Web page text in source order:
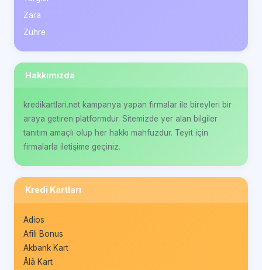
Zara
Zühre
Hakkımızda
kredikartlari.net kampanya yapan firmalar ile bireyleri bir
araya getiren platformdur. Sitemizde yer alan bilgiler
tanıtım amaçlı olup her hakkı mahfuzdur. Teyit için
firmalarla iletişime geçiniz.
Kredi Kartları
Adios
Afili Bonus
Akbank Kart
Âlâ Kart